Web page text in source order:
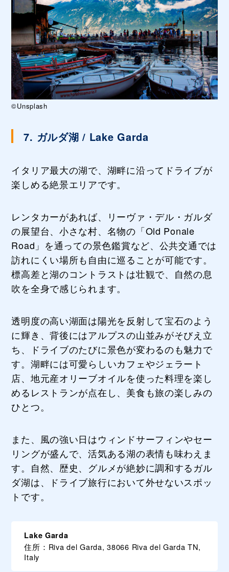
©Unsplash
7. ガルダ湖 / Lake Garda
イタリア最大の湖で、湖畔に沿ってドライブが
楽しめる絶景エリアです。
レンタカーがあれば、リーヴァ・デル・ガルダ
の展望台、小さな村、名物の「Old Ponale
Road」を通っての景色鑑賞など、公共交通では
訪れにくい場所も自由に巡ることが可能です。
標高差と湖のコントラストは壮観で、自然の息
吹を全身で感じられます。
透明度の高い湖面は陽光を反射して宝石のよう
に輝き、背後にはアルプスの山並みがそびえ立
ち、ドライブのたびに景色が変わるのも魅力で
す。湖畔には可愛らしいカフェやジェラート
店、地元産オリーブオイルを使った料理を楽し
めるレストランが点在し、美食も旅の楽しみの
ひとつ。
また、風の強い日はウィンドサーフィンやセー
リングが盛んで、活気ある湖の表情も味わえま
す。自然、歴史、グルメが絶妙に調和するガル
ダ湖は、ドライブ旅行において外せないスポッ
トです。
Lake Garda
住所：Riva del Garda, 38066 Riva del Garda TN,
Italy